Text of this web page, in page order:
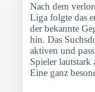
Nach dem
Liga folgte das
der bekannte
hin. Das
aktiven und
Spieler
Eine ganz